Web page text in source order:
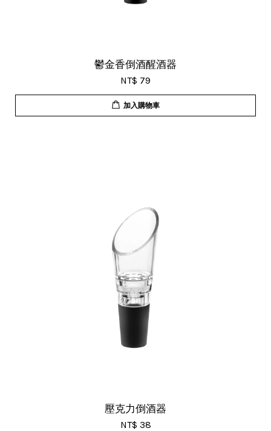
鬱金香倒酒醒酒器
NT$ 79
加入購物車
壓克力倒酒器
NT$ 38